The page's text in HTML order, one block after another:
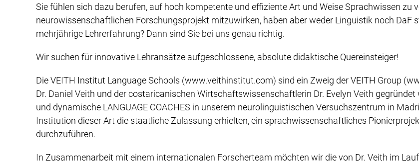
Sie fühlen sich dazu berufen, auf hoch kompetente und effiziente Art und Weise Sprachwissen zu
neurowissenschaftlichen Forschungsprojekt mitzuwirken, haben aber weder Linguistik noch DaF
mehrjährige Lehrerfahrung? Dann sind Sie bei uns genau richtig.
Wir suchen für innovative Lehransätze aufgeschlossene, absolute didaktische Quereinsteiger!
Die VEITH Institut Language Schools (www.veithinstitut.com) sind ein Zweig der VEITH Group
Dr. Daniel Veith und der costaricanischen Wirtschaftswissenschaftlerin Dr. Evelyn Veith
und dynamische LANGUAGE COACHES in unserem neurolinguistischen Versuchszentrum in
Institution dieser Art die staatliche Zulassung erhielten, ein sprachwissenschaftliches
durchzuführen.
In Zusammenarbeit mit einem internationalen Forscherteam möchten wir die von Dr. Veith im